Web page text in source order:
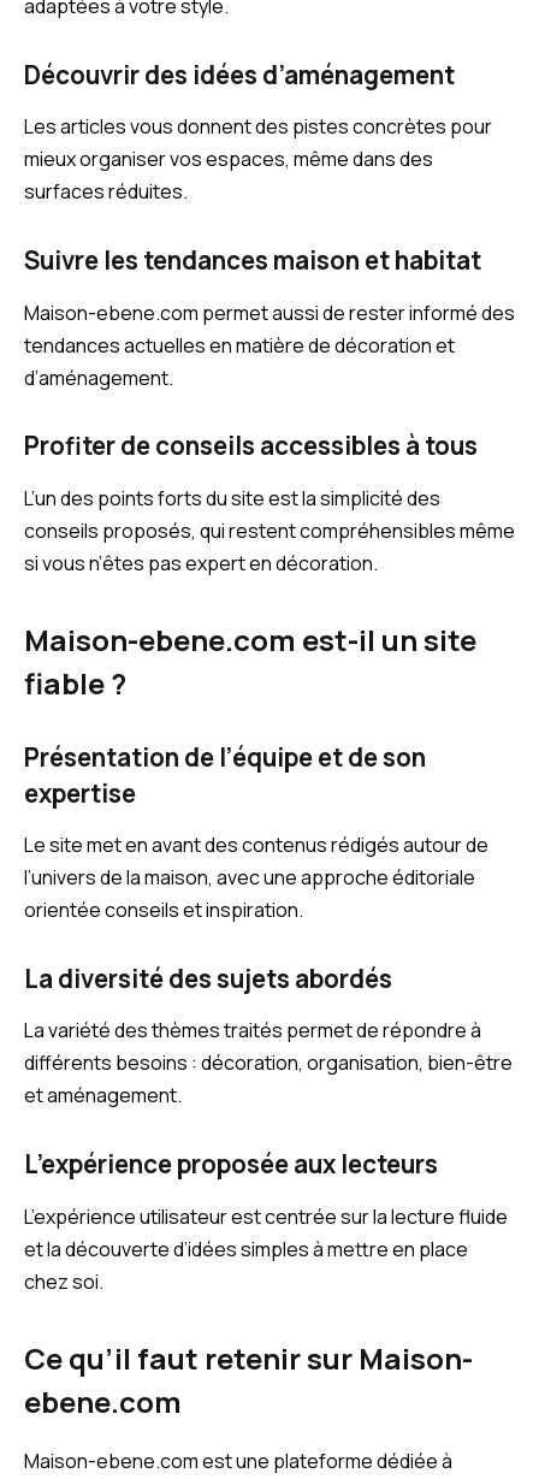
adaptées à votre style.
Découvrir des idées d’aménagement
Les articles vous donnent des pistes concrètes pour
mieux organiser vos espaces, même dans des
surfaces réduites.
Suivre les tendances maison et habitat
Maison-ebene.com permet aussi de rester informé des
tendances actuelles en matière de décoration et
d’aménagement.
Profiter de conseils accessibles à tous
L’un des points forts du site est la simplicité des
conseils proposés, qui restent compréhensibles même
si vous n’êtes pas expert en décoration.
Maison-ebene.com est-il un site
fiable ?
Présentation de l’équipe et de son
expertise
Le site met en avant des contenus rédigés autour de
l’univers de la maison, avec une approche éditoriale
orientée conseils et inspiration.
La diversité des sujets abordés
La variété des thèmes traités permet de répondre à
différents besoins : décoration, organisation, bien-être
et aménagement.
L’expérience proposée aux lecteurs
L’expérience utilisateur est centrée sur la lecture fluide
et la découverte d’idées simples à mettre en place
chez soi.
Ce qu’il faut retenir sur Maison-
ebene.com
Maison-ebene.com est une plateforme dédiée à